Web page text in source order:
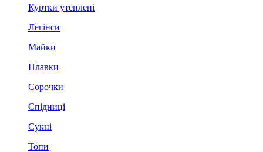
Куртки утеплені
Легінси
Майки
Плавки
Сорочки
Спідниці
Сукні
Топи